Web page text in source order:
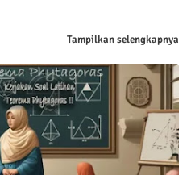
Tampilkan selengkapnya